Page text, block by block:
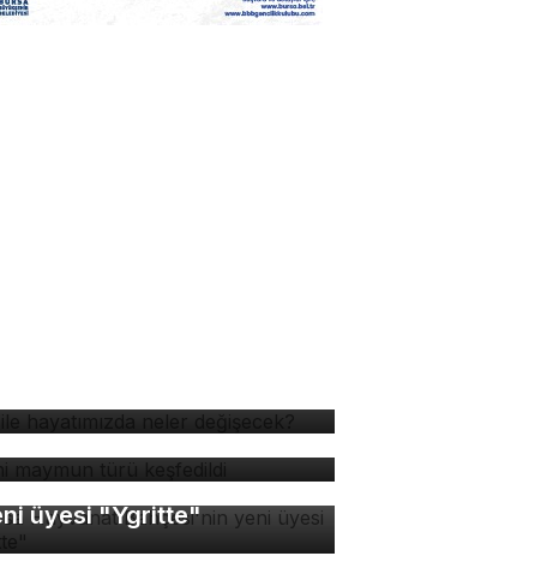
maymun türü keşfedildi
Hayvanat Bahçesi'nin
üyesi "Ygritte"